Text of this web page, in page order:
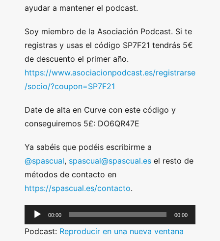
ayudar a mantener el podcast.
Soy miembro de la Asociación Podcast. Si te
registras y usas el código SP7F21 tendrás 5€
de descuento el primer año.
https://www.asociacionpodcast.es/registrarse
/socio/?coupon=SP7F21
Date de alta en Curve con este código y
conseguiremos 5£: DO6QR47E
Ya sabéis que podéis escribirme a
@spascual, spascual@spascual.es el resto de
métodos de contacto en
https://spascual.es/contacto.
u
00:00 00:00
Podcast: Reproducir en una nueva ventana